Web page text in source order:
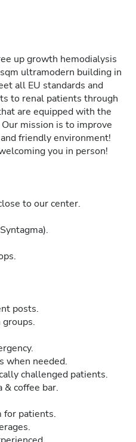
up growth hemodialysis
ultramodern building in
all EU standards and
to renal patients through
are equipped with the
mission is to improve
friendly environment!
you in person!
to our center.
posts.
when needed.
challenged patients.
& coffee bar.
for patients.